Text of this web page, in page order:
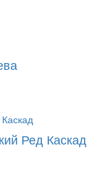
Ред Каскад